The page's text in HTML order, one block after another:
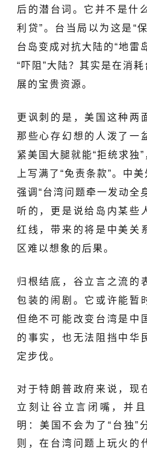
后的潜台词。它并不是什
利贷”。台当局以为这是“
台岛变成对抗大陆的“地雷
“吓阻”大陆？其实是在消
展的宝贵资源。
更讽刺的是，美国这种两
那些心存幻想的人泼了一
紧美国大腿就能“拒统求独
上写满了“免责条款”。中
强调“台湾问题牵一发动全
听的，更是说给岛内某些
红线，带来的将是中美关
区难以想象的后果。
归根结底，谷立言之流的
包装的闹剧。它或许能暂
但绝不可能改变台湾是中
的事实，也无法阻挡中华
定步伐。
对于特朗普政府来说，现
立刻让谷立言闭嘴，并
明：美国不会为了“台独”
则，在台湾问题上玩火的